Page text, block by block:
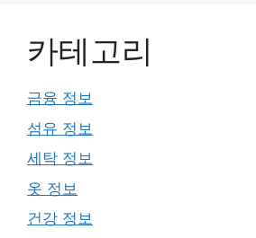
카테고리
금융 정보
섬유 정보
세탁 정보
옷 정보
건강 정보